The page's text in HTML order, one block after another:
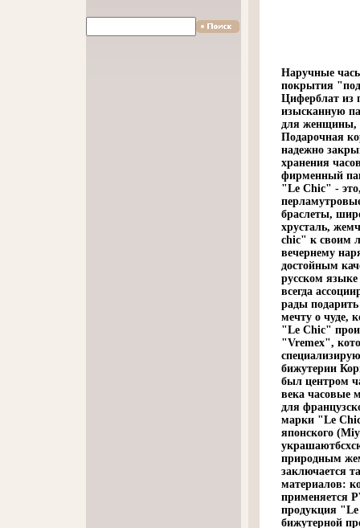
Наручные
покрытия "под
Циферблат из
изысканную
для женщины,
Подарочная
надежно
хранения
фирменный
"Le Chic" -
браслеты,
хрусталь,
chic" к своим
вечернему
достойным
русском
всегда
рады
мечту о чуде,
"Le Chic"
"Vremex",
бижутерии
был центром
века часовые
для
марки "Le
японского
природным
заключается
материалов:
применяется
продукция "Le
бижутерной